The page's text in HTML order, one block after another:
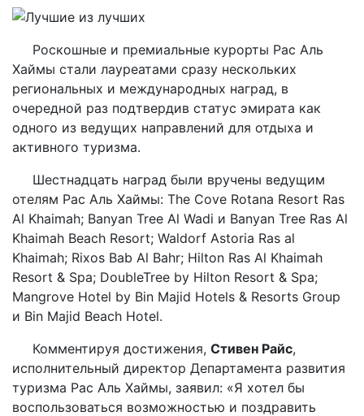
Роскошные и премиальные курорты Рас Аль
Хаймы стали лауреатами сразу нескольких
региональных и международных наград, в
очередной раз подтвердив статус эмирата как
одного из ведущих направлений для отдыха и
активного туризма.
Шестнадцать наград были вручены ведущим
отелям Рас Аль Хаймы: The Cove Rotana Resort Ras
Al Khaimah; Banyan Tree Al Wadi и Banyan Tree Ras Al
Khaimah Beach Resort; Waldorf Astoria Ras al
Khaimah; Rixos Bab Al Bahr; Hilton Ras Al Khaimah
Resort & Spa; DoubleTree by Hilton Resort & Spa;
Mangrove Hotel by Bin Majid Hotels & Resorts Group
и Bin Majid Beach Hotel.
Комментируя достижения, Стивен Райс,
исполнительный директор Департамента развития
туризма Рас Аль Хаймы, заявил: «Я хотел бы
воспользоваться возможностью и поздравить